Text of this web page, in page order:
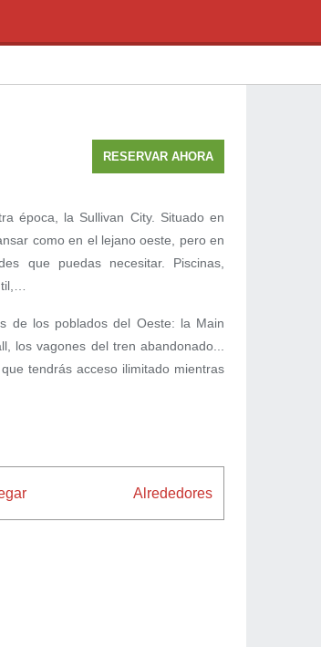
RESERVAR AHORA
época, la Sullivan City. Situado en
como en el lejano oeste, pero en
que puedas necesitar. Piscinas,
de los poblados del Oeste: la Main
los vagones del tren abandonado...
tendrás acceso ilimitado mientras
Alrededores